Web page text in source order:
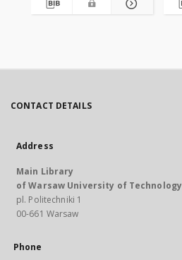
CONTACT DETAILS
Address
Main Library
of Warsaw University of Technology
pl. Politechniki 1
00-661 Warsaw
Phone